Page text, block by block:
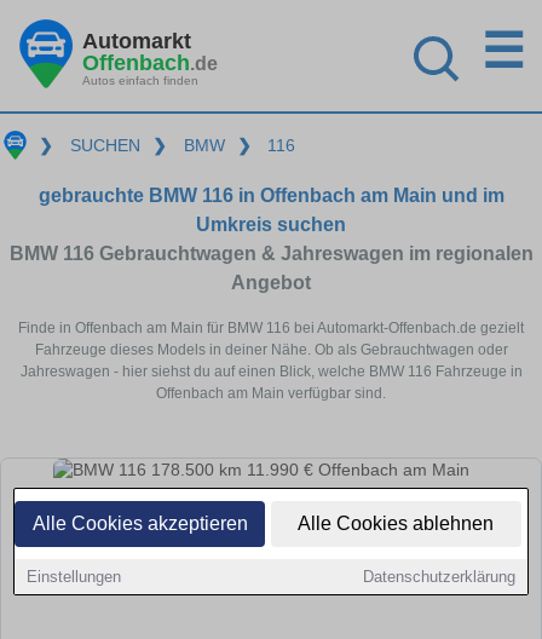
Alle Cookies akzeptieren Alle Cookies ablehnen
Einstellungen Datenschutzerklärung
Automarkt
Offenbach.de
Autos einfach finden
☰
❯ SUCHEN ❯ BMW ❯ 116
gebrauchte BMW 116 in Offenbach am Main und im
Umkreis suchen
BMW 116 Gebrauchtwagen & Jahreswagen im regionalen
Angebot
Finde in Offenbach am Main für BMW 116 bei Automarkt-Offenbach.de gezielt
Fahrzeuge dieses Models in deiner Nähe. Ob als Gebrauchtwagen oder
Jahreswagen - hier siehst du auf einen Blick, welche BMW 116 Fahrzeuge in
Offenbach am Main verfügbar sind.